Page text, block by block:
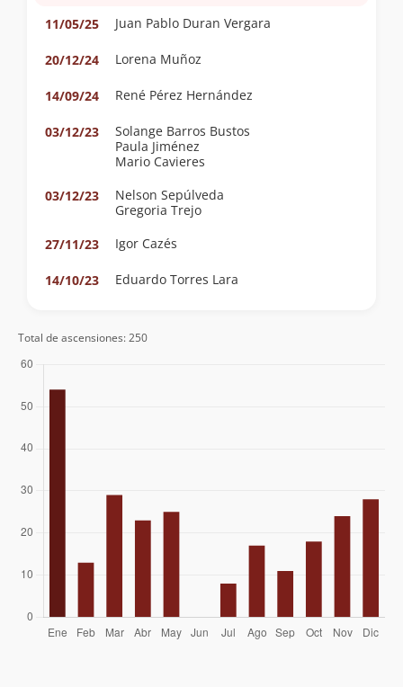
11/05/25
Juan Pablo Duran Vergara
20/12/24 Lorena Muñoz
14/09/24 René Pérez Hernández
03/12/23
Solange Barros Bustos
Paula Jiménez
Mario Cavieres
03/12/23
Nelson Sepúlveda
Gregoria Trejo
27/11/23
Igor Cazés
14/10/23 Eduardo Torres Lara
Marjorie Carvajal Torres
Jhon Soto
Cristian Irribarra
Total de ascensiones: 250